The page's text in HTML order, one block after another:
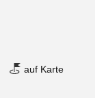
auf Karte